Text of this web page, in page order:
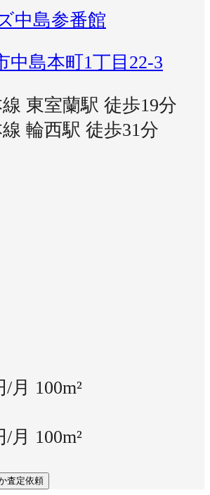
中島参番館
中島本町1丁目22-3
東室蘭駅 徒歩19分
輪西駅 徒歩31分
/月 100m²
/月 100m²
査定依頼